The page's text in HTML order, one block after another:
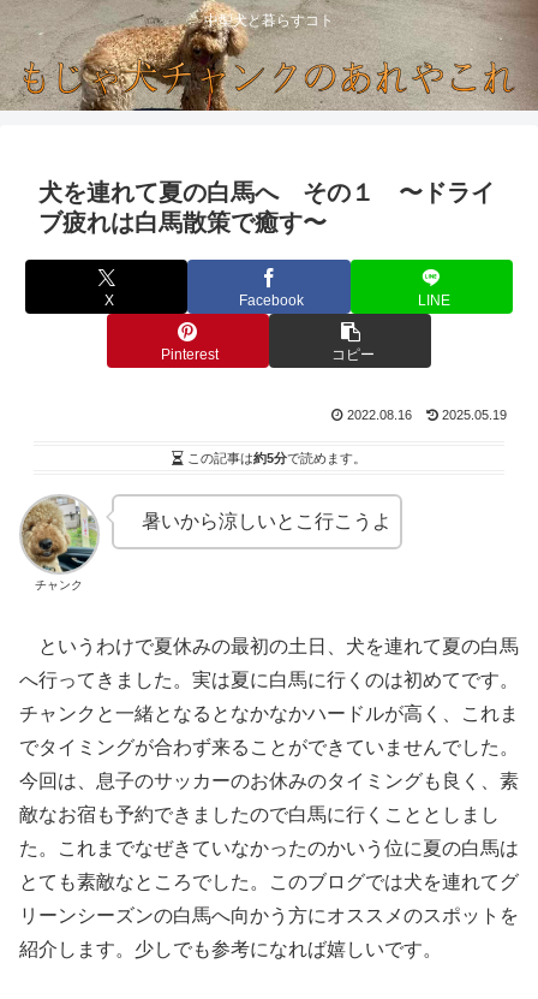
中型犬と暮らすコト
犬を連れて夏の白馬へ その１ 〜ドライ
ブ疲れは白馬散策で癒す〜
X Facebook LINE
Pinterest コピー
2022.08.16 2025.05.19
この記事は約5分で読めます。
チャンク
暑いから涼しいとこ行こうよ
というわけで夏休みの最初の土日、犬を連れて夏の白馬
へ行ってきました。実は夏に白馬に行くのは初めてです。
チャンクと一緒となるとなかなかハードルが高く、これま
でタイミングが合わず来ることができていませんでした。
今回は、息子のサッカーのお休みのタイミングも良く、素
敵なお宿も予約できましたので白馬に行くこととしまし
た。これまでなぜきていなかったのかいう位に夏の白馬は
とても素敵なところでした。このブログでは犬を連れてグ
リーンシーズンの白馬へ向かう方にオススメのスポットを
紹介します。少しでも参考になれば嬉しいです。